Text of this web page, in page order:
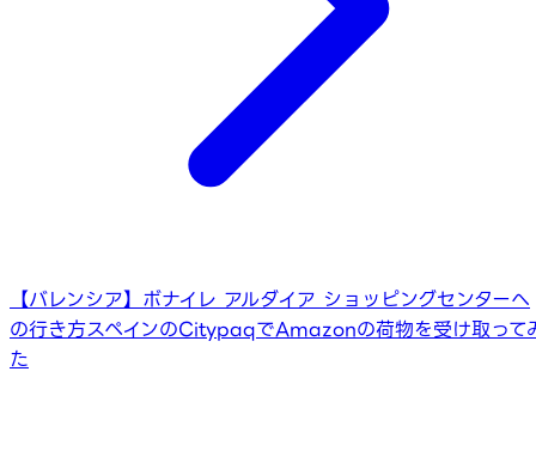
【バレンシア】ボナイレ アルダイア ショッピングセンターへ
の行き方スペインのCitypaqでAmazonの荷物を受け取って
た